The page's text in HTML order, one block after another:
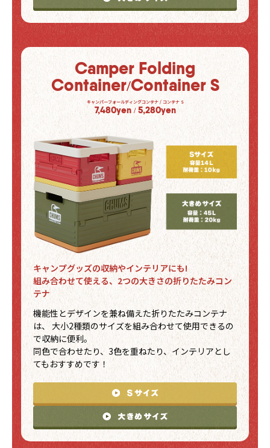
Camper Folding
Container/Container S
キャンパーフォールディングコンテナ / コンテナ S
7,480yen /5,280yen
キャンプグッズの収納やインテリアにも!
組み合わせて使える、2つの大きさの折りたたみコン
テナ
機能性とデザインを兼ね備えた折りたたみコンテナ
は、
大小2種類のサイズを組み合わせて使用できるの
で収納に便利。
同色で合わせたり、3色を重ねたり、インテリアとし
てもおすすめです！